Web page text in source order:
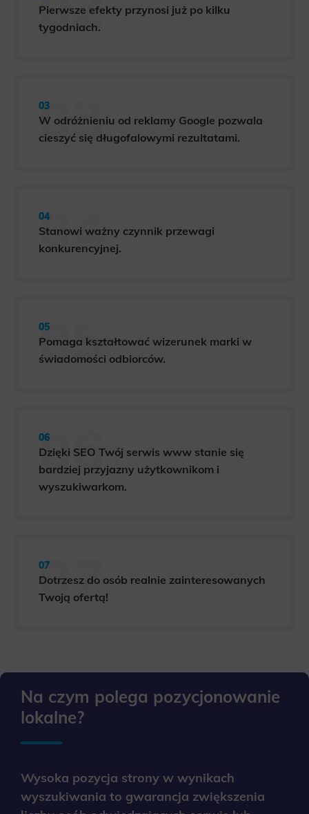
Pierwsze efekty przynosi już po kilku
tygodniach.
W odróżnieniu od reklamy Google pozwala
cieszyć się długofalowymi rezultatami.
Stanowi ważny czynnik przewagi
konkurencyjnej.
Pomaga kształtować wizerunek marki w
świadomości odbiorców.
Dzięki SEO Twój serwis www stanie się
bardziej przyjazny użytkownikom i
wyszukiwarkom.
Dotrzesz do osób realnie zainteresowanych
Twoją ofertą!
Na czym polega pozycjonowanie
lokalne?
Wysoka pozycja strony w wynikach
wyszukiwania to gwarancja zwiększenia